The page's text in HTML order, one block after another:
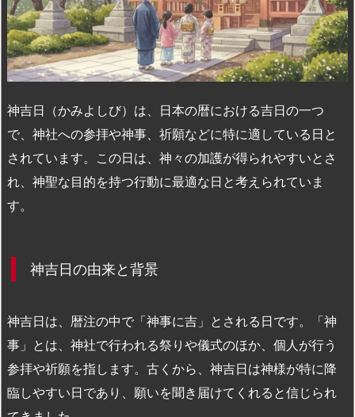
n
io
神吉日（かみよしび）は、日本の暦における吉日の一つ
で、神社への参拝や神事、祈願などに特に適している日と
されています。この日は、神々の加護が得られやすいとさ
れ、神聖な目的を持つ行動に最適な日と考えられていま
す。
神吉日の由来と背景
神吉日は、暦注の中で「神事に吉」とされる日です。「神
事」とは、神社で行われる祭りや儀式のほか、個人が行う
参拝や祈願を指します。古くから、神吉日は神様が特に降
臨しやすい日であり、願いを聞き届けてくれると信じられ